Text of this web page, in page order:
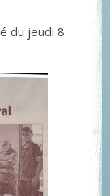
du jeudi 8